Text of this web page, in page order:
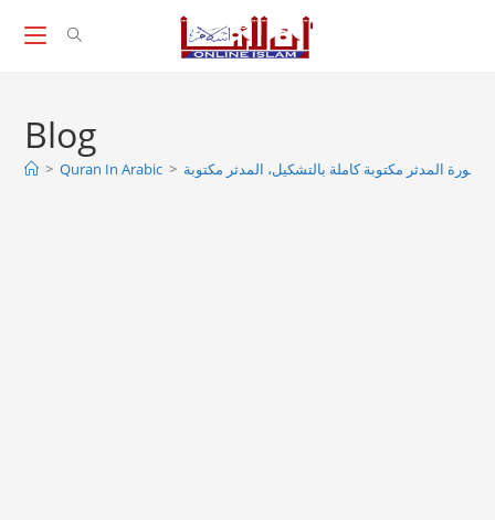
Blog
> Quran In Arabic > سورة المدثر مكتوبة كاملة بالتشكيل، المدثر مكتوبة